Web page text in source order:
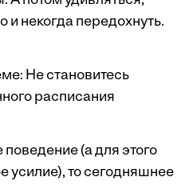
и некогда передохнуть.
Не становитесь
расписания
поведение (а для этого
усилие), то сегодняшнее